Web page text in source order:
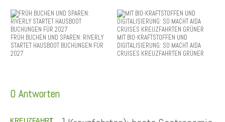
FRÜH BUCHEN UND SPAREN: RIVERLY
STARTET HAUSBOOT BUCHUNGEN FÜR
2027
MIT BIO-KRAFTSTOFFEN UND
DIGITALISIERUNG: SO MACHT AIDA
CRUISES KREUZFAHRTEN GRÜNER
0 Antworten